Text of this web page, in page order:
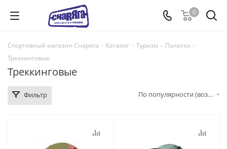
0
Спортивный магазин Снаряга - Каталог - Туризм - Палатки -
Треккинговые
Треккинговые
Фильтр По популярности (возрастание)